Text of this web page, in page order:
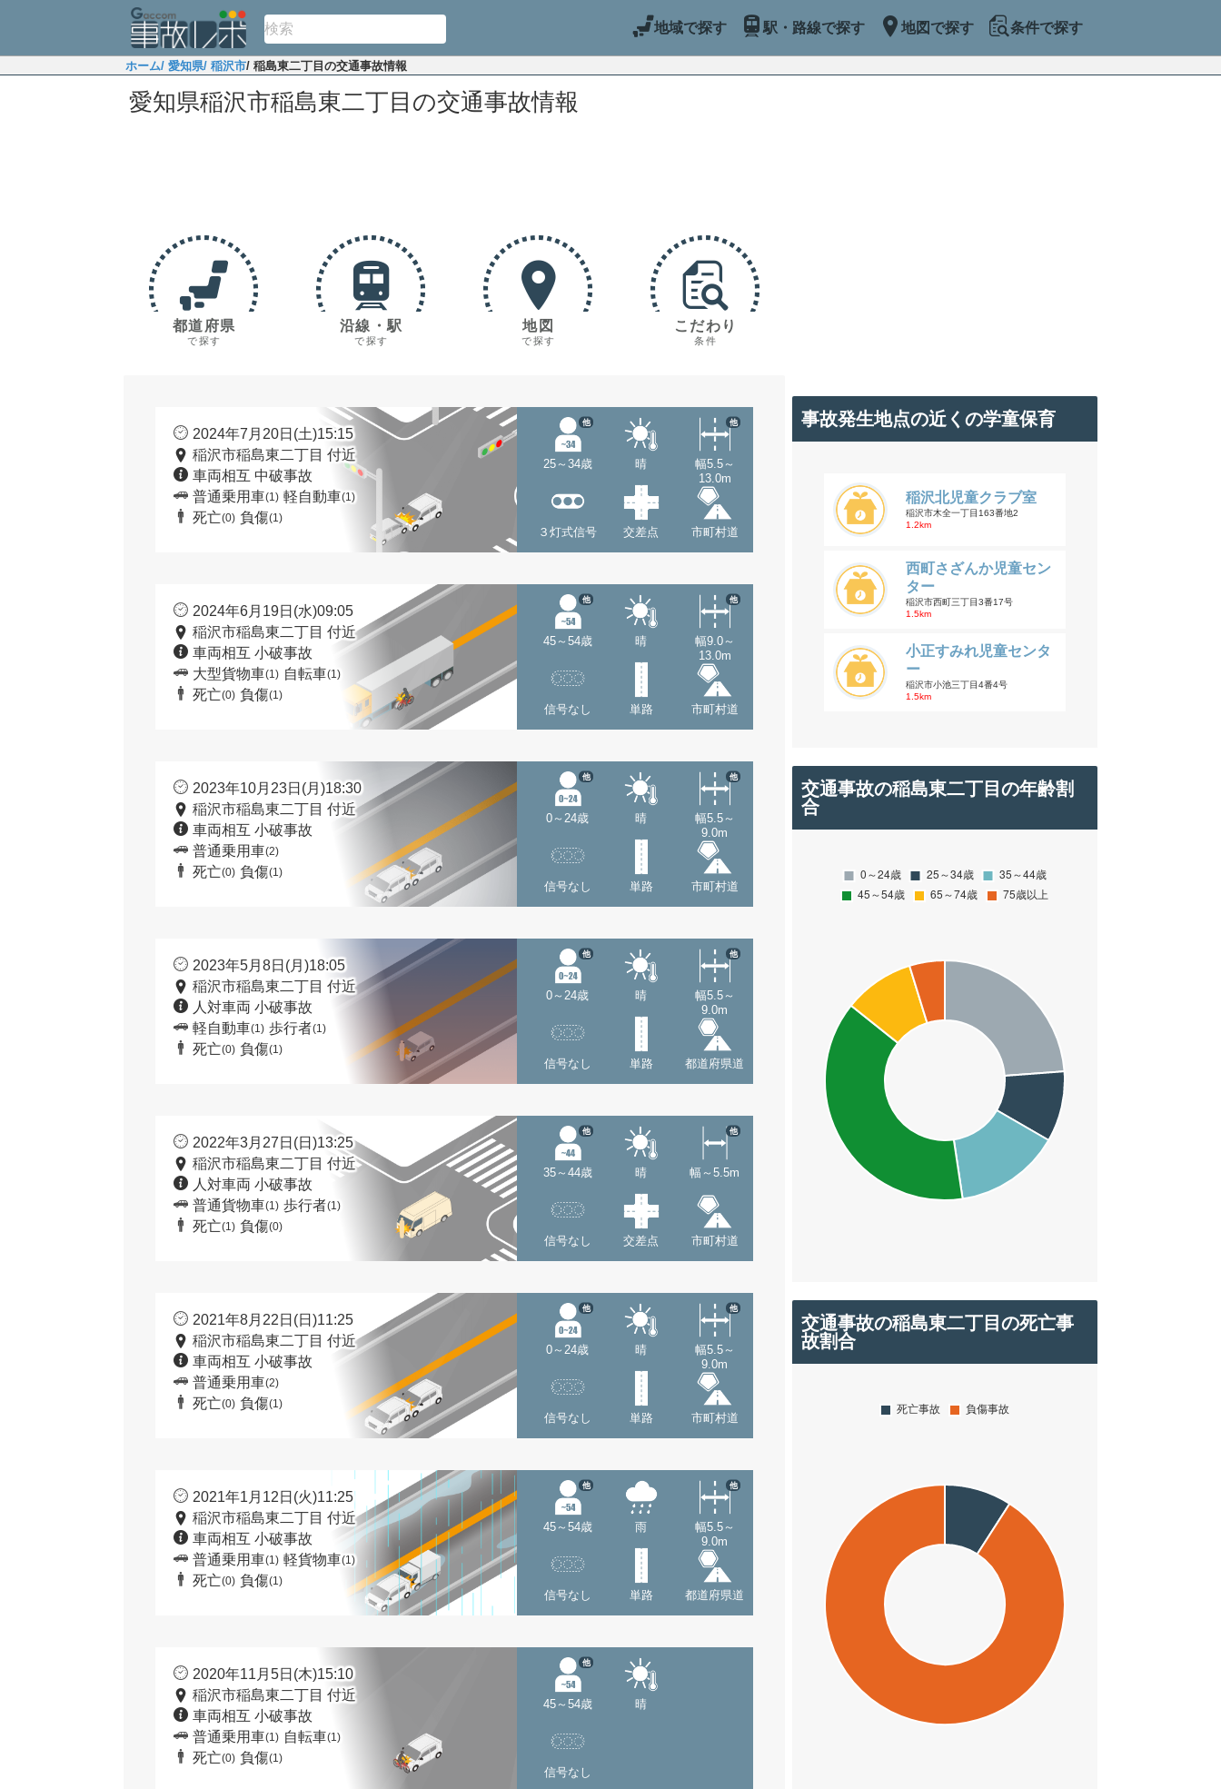
地域で探す 駅・路線で探す 地図で探す 条件で探す
ホーム/ 愛知県/ 稲沢市/ 稲島東二丁目の交通事故情報
愛知県稲沢市稲島東二丁目の交通事故情報
都道府県
で探す
沿線・駅
で探す
地図
で探す
こだわり
条件
2024年7月20日(土)15:15
稲沢市稲島東二丁目 付近
車両相互 中破事故
普通乗用車(1) 軽自動車(1)
死亡(0) 負傷(1)
25～34歳
他
晴
幅5.5～
13.0m
他
３灯式信号 交差点 市町村道
2024年6月19日(水)09:05
稲沢市稲島東二丁目 付近
車両相互 小破事故
大型貨物車(1) 自転車(1)
死亡(0) 負傷(1)
45～54歳
他
晴
幅9.0～
13.0m
他
信号なし 単路 市町村道
2023年10月23日(月)18:30
稲沢市稲島東二丁目 付近
車両相互 小破事故
普通乗用車(2)
死亡(0) 負傷(1)
0～24歳
他
晴
幅5.5～
9.0m
他
信号なし 単路 市町村道
2023年5月8日(月)18:05
稲沢市稲島東二丁目 付近
人対車両 小破事故
軽自動車(1) 歩行者(1)
死亡(0) 負傷(1)
0～24歳
他
晴
幅5.5～
9.0m
他
信号なし 単路 都道府県道
2022年3月27日(日)13:25
稲沢市稲島東二丁目 付近
人対車両 小破事故
普通貨物車(1) 歩行者(1)
死亡(1) 負傷(0)
35～44歳
他
晴 幅～5.5m
他
信号なし 交差点 市町村道
2021年8月22日(日)11:25
稲沢市稲島東二丁目 付近
車両相互 小破事故
普通乗用車(2)
死亡(0) 負傷(1)
0～24歳
他
晴
幅5.5～
9.0m
他
信号なし 単路 市町村道
2021年1月12日(火)11:25
稲沢市稲島東二丁目 付近
車両相互 小破事故
普通乗用車(1) 軽貨物車(1)
死亡(0) 負傷(1)
45～54歳
他
雨
幅5.5～
9.0m
他
信号なし 単路 都道府県道
2020年11月5日(木)15:10
稲沢市稲島東二丁目 付近
車両相互 小破事故
普通乗用車(1) 自転車(1)
死亡(0) 負傷(1)
45～54歳
他
晴
信号なし
事故発生地点の近くの学童保育
稲沢北児童クラブ室
稲沢市木全一丁目163番地2
1.2km
西町さざんか児童セン
ター
稲沢市西町三丁目3番17号
1.5km
小正すみれ児童センタ
ー
稲沢市小池三丁目4番4号
1.5km
交通事故の稲島東二丁目の年齢割
合
交通事故の稲島東二丁目の死亡事
故割合